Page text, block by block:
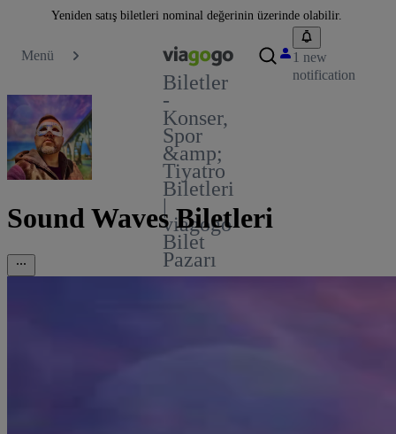
Yeniden satış biletleri nominal değerinin üzerinde olabilir.
Menü
Biletler
-
Konser,
Spor
&amp;
Tiyatro
Biletleri
|
viagogo
Bilet
Pazarı
1 new
notification
Sound Waves Biletleri